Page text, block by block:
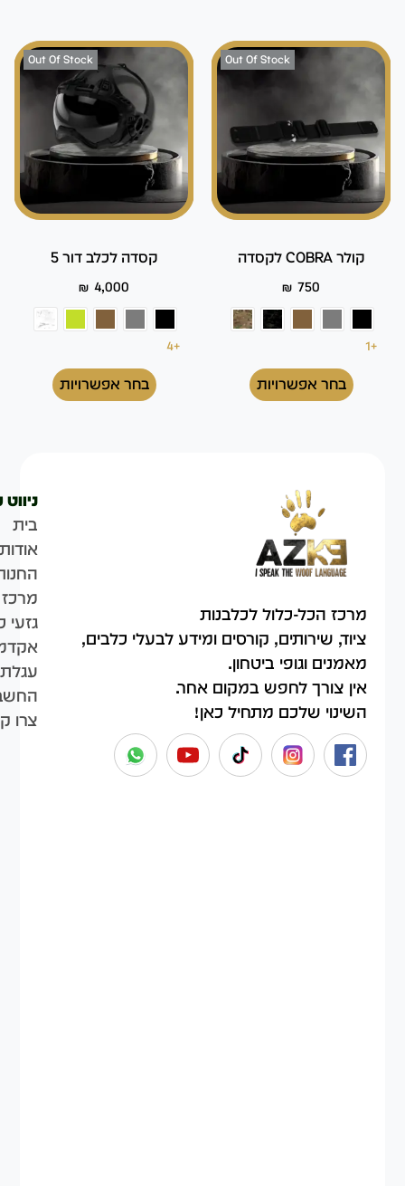
Out Of Stock
קולר COBRA לקסדה
₪ 750
+1
בחר אפשרויות
Out Of Stock
קסדה לכלב דור 5
₪ 4,000
+4
בחר אפשרויות
מרכז הכל-כלול לכלבנות
ציוד, שירותים, קורסים ומידע לבעלי כלבים,
מאמנים וגופי ביטחון.
אין צורך לחפש במקום אחר.
השינוי שלכם מתחיל כאן!
בית
אודות
גזעי
עגלת
צרו